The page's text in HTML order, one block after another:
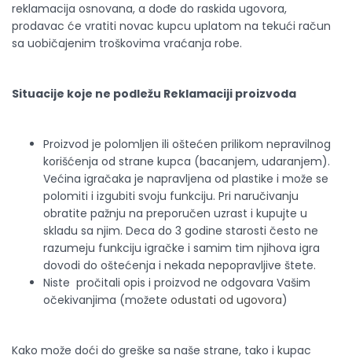
reklamacija osnovana, a dođe do raskida ugovora,
prodavac će vratiti novac kupcu uplatom na tekući račun
sa uobičajenim troškovima vraćanja robe.
Situacije koje ne podležu Reklamaciji proizvoda
Proizvod je polomljen ili oštećen prilikom nepravilnog
korišćenja od strane kupca (bacanjem, udaranjem).
Većina igračaka je napravljena od plastike i može se
polomiti i izgubiti svoju funkciju. Pri naručivanju
obratite pažnju na preporučen uzrast i kupujte u
skladu sa njim. Deca do 3 godine starosti često ne
razumeju funkciju igračke i samim tim njihova igra
dovodi do oštećenja i nekada nepopravljive štete.
Niste pročitali opis i proizvod ne odgovara Vašim
očekivanjima (možete odustati od ugovora)
Kako može doći do greške sa naše strane, tako i kupac